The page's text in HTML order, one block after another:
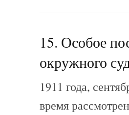
15. Особое
окружного
1911 года,
время